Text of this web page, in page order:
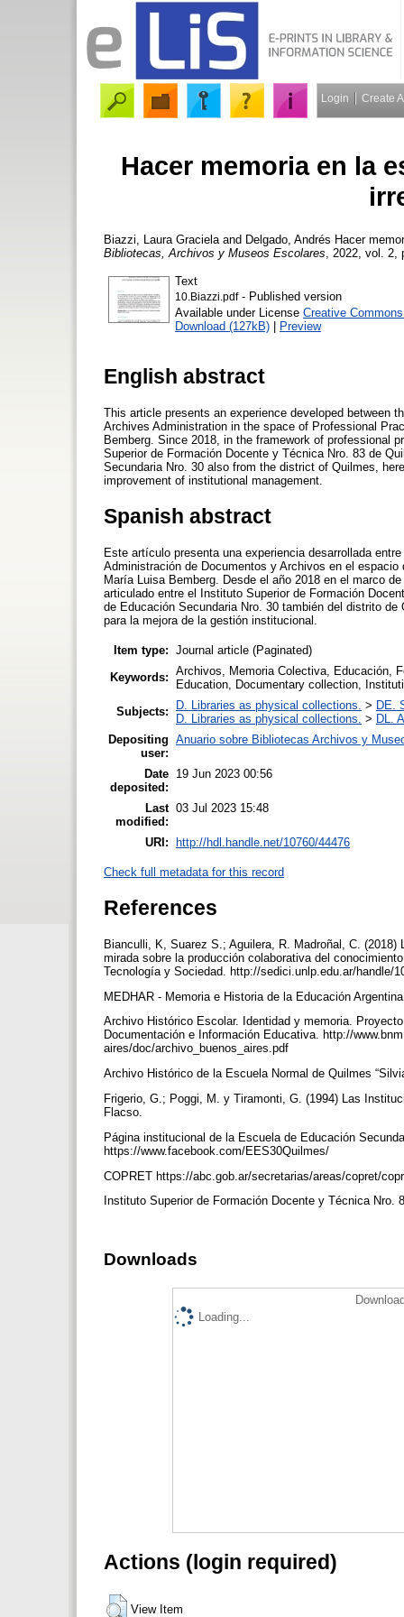
Login Create
Hacer memoria en la
Biazzi, Laura Graciela and Delgado, Andrés Hacer
Bibliotecas, Archivos y Museos Escolares , 2022, vol.
Text
10.Biazzi.pdf- Published version
Available under License Creative
Download (127kB) | Preview
English abstract
This article presents an experience developed between
Archives Administration in the space of Professional
Bemberg. Since 2018, in the framework of professional
Superior de Formación Docente y Técnica Nro. 83 de
Secundaria Nro. 30 also from the district of Quilmes,
improvement of institutional management.
Spanish abstract
Este artículo presenta una experiencia desarrollada
Administración de Documentos y Archivos en el
María Luisa Bemberg. Desde el año 2018 en el marco
articulado entre el Instituto Superior de Formación
de Educación Secundaria Nro. 30 también del distrito
para la mejora de la gestión institucional.
Item type: Journal article (Paginated)
Keywords: Archivos, Memoria Colectiva, Educación,
Education, Documentary collection,
Subjects:
D. Libraries as physical collections. > DE.
D. Libraries as physical collections. > DL.
Depositing
user:
Anuario sobre Bibliotecas Archivos y
Date
deposited:
19 Jun 2023 00:56
Last
modified:
03 Jul 2023 15:48
URI: http://hdl.handle.net/10760/44476
Check full metadata for this record
References
Bianculli, K, Suarez S.; Aguilera, R. Madroñal, C.
mirada sobre la producción colaborativa del
Tecnología y Sociedad. http://sedici.unlp.edu.ar/handle/
MEDHAR - Memoria e Historia de la Educación
Archivo Histórico Escolar. Identidad y memoria.
Documentación e Información Educativa. http://
aires/doc/archivo_buenos_aires.pdf
Archivo Histórico de la Escuela Normal de Quilmes
Frigerio, G.; Poggi, M. y Tiramonti, G. (1994) Las
Flacso.
Página institucional de la Escuela de Educación
https://www.facebook.com/EES30Quilmes/
COPRET https://abc.gob.ar/secretarias/areas/copret/
Instituto Superior de Formación Docente y Técnica
Downloads
Loading...
Actions (login required)
View Item